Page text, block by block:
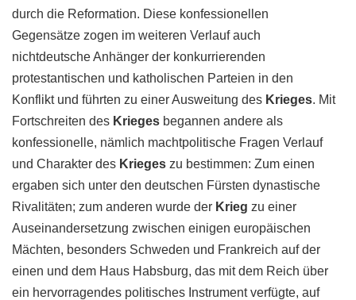
durch die Reformation. Diese konfessionellen
Gegensätze zogen im weiteren Verlauf auch
nichtdeutsche Anhänger der konkurrierenden
protestantischen und katholischen Parteien in den
Konflikt und führten zu einer Ausweitung des Krieges. Mit
Fortschreiten des Krieges begannen andere als
konfessionelle, nämlich machtpolitische Fragen Verlauf
und Charakter des Krieges zu bestimmen: Zum einen
ergaben sich unter den deutschen Fürsten dynastische
Rivalitäten; zum anderen wurde der Krieg zu einer
Auseinandersetzung zwischen einigen europäischen
Mächten, besonders Schweden und Frankreich auf der
einen und dem Haus Habsburg, das mit dem Reich über
ein hervorragendes politisches Instrument verfügte, auf